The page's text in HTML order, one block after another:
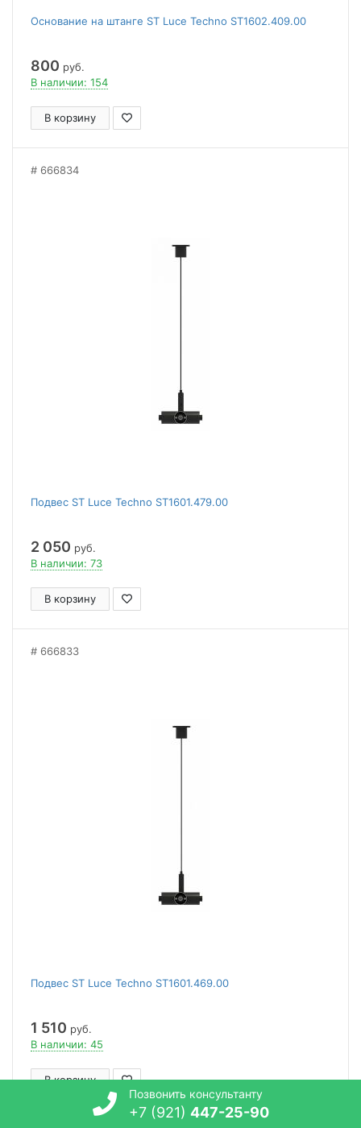
Основание на штанге ST Luce Techno ST1602.409.00
800 руб.
В наличии: 154
В корзину
666834
Подвес ST Luce Techno ST1601.479.00
2 050 руб.
В наличии: 73
В корзину
666833
Подвес ST Luce Techno ST1601.469.00
1 510 руб.
В наличии: 45
В корзину
Позвонить консультанту
+7 (921) 447-25-90